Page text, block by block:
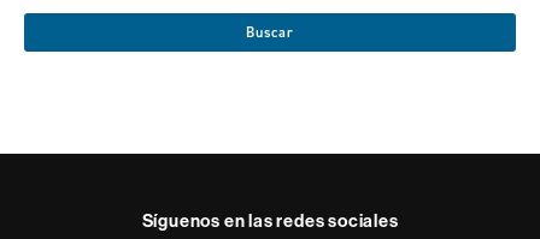
Buscar
Síguenos en las redes sociales